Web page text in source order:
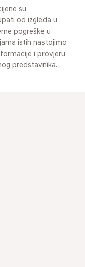
su
od izgleda u
pogreške u
istih nastojimo
i provjeru
predstavnika.